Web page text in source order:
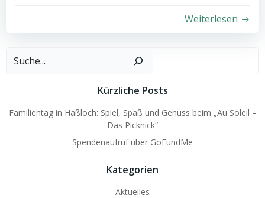
Weiterlesen
Kürzliche Posts
Familientag in Haßloch: Spiel, Spaß und Genuss beim „Au Soleil –
Das Picknick“
Spendenaufruf über GoFundMe
Kategorien
Aktuelles